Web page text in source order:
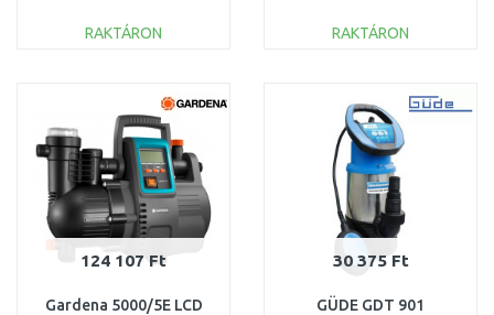
RAKTÁRON
Összehasonlítás
RAKTÁRON
Összehasonlítás
124 107 Ft
Gardena 5000/5E LCD
30 375 Ft
GÜDE GDT 901